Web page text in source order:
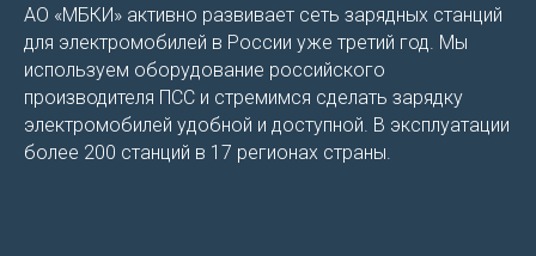
АО «МБКИ» активно развивает сеть зарядных станций
для электромобилей в России уже третий год. Мы
используем оборудование российского
производителя ПСС и стремимся сделать зарядку
электромобилей удобной и доступной. В эксплуатации
более 200 станций в 17 регионах страны.